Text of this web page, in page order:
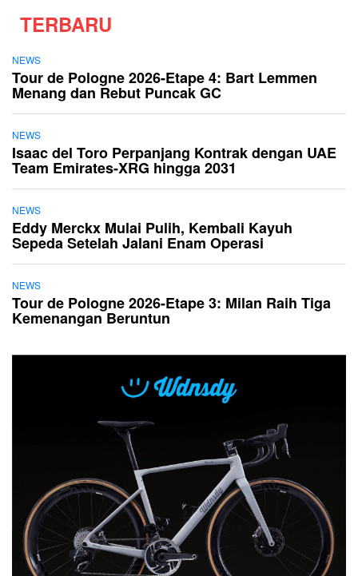
TERBARU
NEWS
Tour de Pologne 2026-Etape 4: Bart Lemmen
Menang dan Rebut Puncak GC
NEWS
Isaac del Toro Perpanjang Kontrak dengan UAE
Team Emirates-XRG hingga 2031
NEWS
Eddy Merckx Mulai Pulih, Kembali Kayuh
Sepeda Setelah Jalani Enam Operasi
NEWS
Tour de Pologne 2026-Etape 3: Milan Raih Tiga
Kemenangan Beruntun